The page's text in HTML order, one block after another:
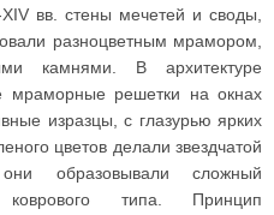
вв. стены мечетей и своды,
разноцветным мрамором,
камнями. В архитектуре
мраморные решетки на окнах
изразцы, с глазурью ярких
цветов делали звездчатой
образовывали сложный
коврового типа. Принцип